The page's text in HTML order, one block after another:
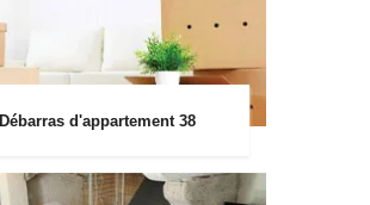
Débarras d'appartement 38